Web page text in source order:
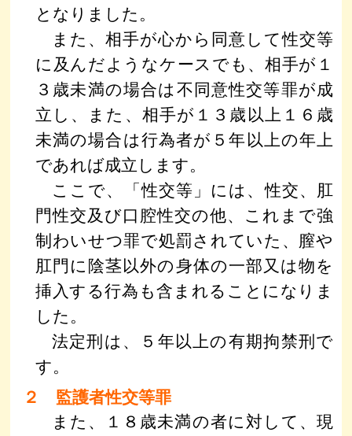
となりました。
また、相手が心から同意して性交等
に及んだようなケースでも、相手が１
３歳未満の場合は不同意性交等罪が成
立し、また、相手が１３歳以上１６歳
未満の場合は行為者が５年以上の年上
であれば成立します。
ここで、「性交等」には、性交、肛
門性交及び口腔性交の他、これまで強
制わいせつ罪で処罰されていた、膣や
肛門に陰茎以外の身体の一部又は物を
挿入する行為も含まれることになりま
した。
法定刑は、５年以上の有期拘禁刑で
す。
２ 監護者性交等罪
また、１８歳未満の者に対して、現